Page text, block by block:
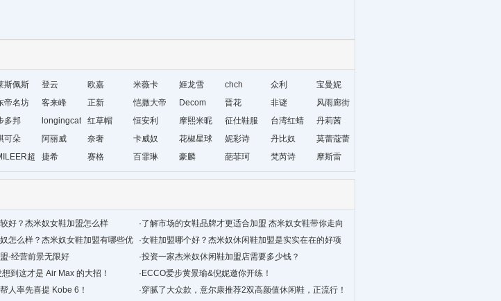
斯佩斯 登云 欧嘉 米薇卡 姬龙雪 chch 众利
宝曼妮
帝名坊 客来峰 正新 恺撒大帝 Decom 晋花 非谜
风雨廊街
多邦 longingcat 红草帽 恒安利 摩熙米昵 征仕鞋服
台湾红蜻
蜓
丹莉茜
可朵 阿丽威 奈奢 卡威奴 花椒星球 妮彩诗 丹比奴
莫蕾蔻蕾
超
店
捷希 赛格 百霏琳 豪麟 葩菲珂 梵芮诗 摩斯雷
好？杰米奴女鞋加盟怎么样 ·了解市场的女鞋品牌才更适合加盟 杰米奴女鞋带你走向
财富
怎么样？杰米奴女鞋加盟有哪些优
·女鞋加盟哪个好？杰米奴休闲鞋加盟是实实在在的好项
目
-经营前景无限好 ·投资一家杰米奴休闲鞋加盟店需要多少钱？
到这才是 Air Max 的大招！ · ECCO爱步黄景瑜&倪妮邀你开练！
人率先喜提 Kobe 6！ ·穿腻了大众款，‍‍意尔康推荐2双高颜值休闲鞋，正流行！